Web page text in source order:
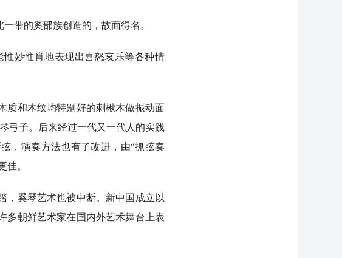
带的奚部族创造的，故面得名。
妙惟肖地表现出喜怒哀乐等各种情
和木纹均特别好的刺楸木做振动面
弓子。后来经过一代又一代人的实践
，演奏方法也有了改进，由“抓弦奏
佳。
奚琴艺术也被中断。新中国成立以
多朝鲜艺术家在国内外艺术舞台上表